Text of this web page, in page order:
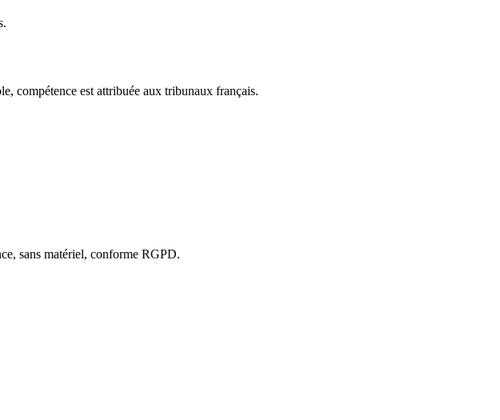
compétence est attribuée aux tribunaux français.
sans matériel, conforme RGPD.